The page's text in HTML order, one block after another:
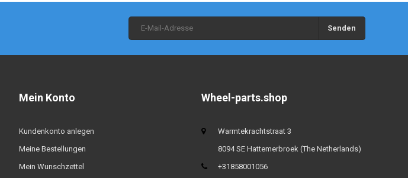
Senden
Mein Konto
Kundenkonto anlegen
Meine Bestellungen
Mein Wunschzettel
Wheel-parts.shop
Warmtekrachtstraat 3
8094 SE Hattemerbroek (The Netherlands)
+31858001056